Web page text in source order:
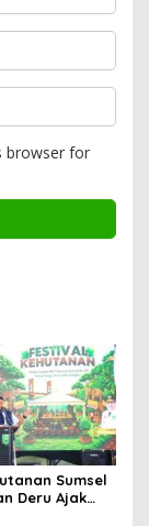
browser for
Sumsel
Deru Ajak